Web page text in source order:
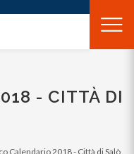
- CITTÀ DI
Calendario 2018 - Città di Salò